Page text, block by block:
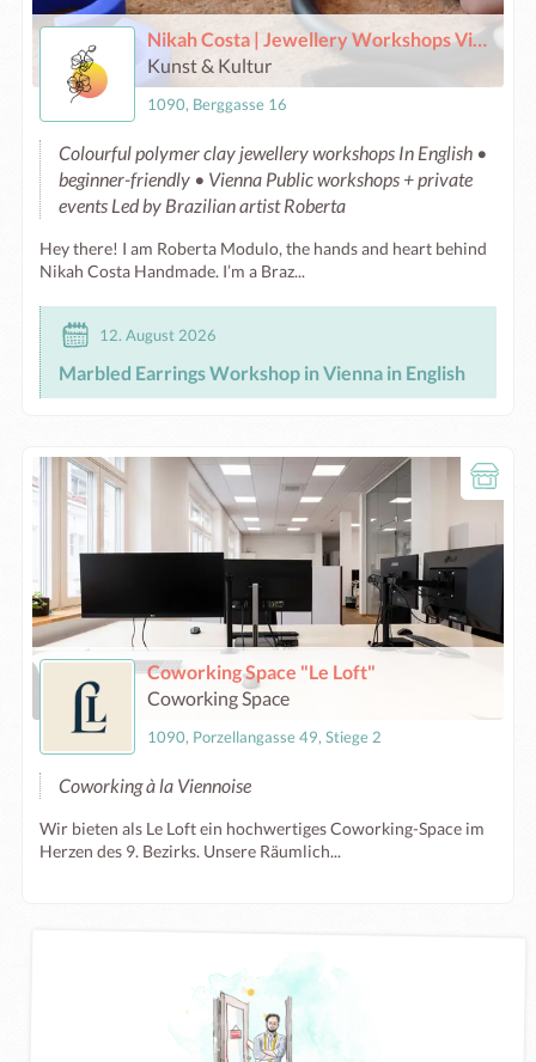
Nikah Costa | Jewellery Workshops Vienna
Kunst & Kultur
1090, Berggasse 16
Colourful polymer clay jewellery workshops In English •
beginner-friendly • Vienna Public workshops + private
events Led by Brazilian artist Roberta
Hey there! I am Roberta Modulo, the hands and heart behind
Nikah Costa Handmade. I’m a Braz...
12. August 2026
Marbled Earrings Workshop in Vienna in English
Coworking Space "Le Loft"
Coworking Space
1090, Porzellangasse 49, Stiege 2
Coworking à la Viennoise
Wir bieten als Le Loft ein hochwertiges Coworking-Space im
Herzen des 9. Bezirks. Unsere Räumlich...